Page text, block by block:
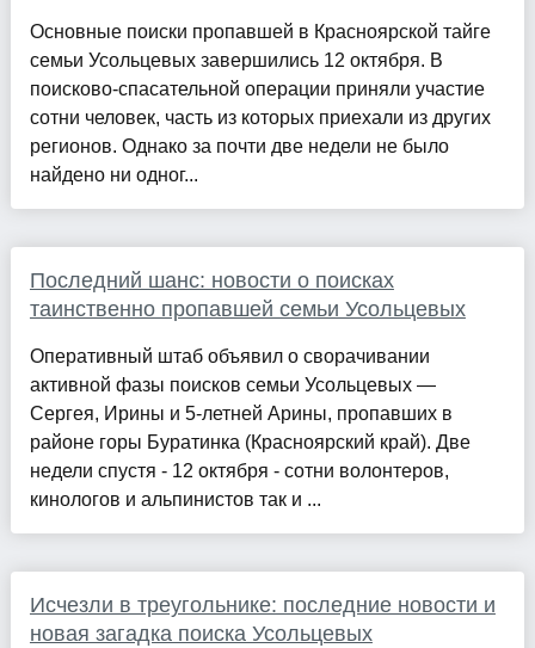
Основные поиски пропавшей в Красноярской тайге
семьи Усольцевых завершились 12 октября. В
поисково-спасательной операции приняли участие
сотни человек, часть из которых приехали из других
регионов. Однако за почти две недели не было
найдено ни одног...
Последний шанс: новости о поисках
таинственно пропавшей семьи Усольцевых
Оперативный штаб объявил о сворачивании
активной фазы поисков семьи Усольцевых —
Сергея, Ирины и 5-летней Арины, пропавших в
районе горы Буратинка (Красноярский край). Две
недели спустя - 12 октября - сотни волонтеров,
кинологов и альпинистов так и ...
Исчезли в треугольнике: последние новости и
новая загадка поиска Усольцевых